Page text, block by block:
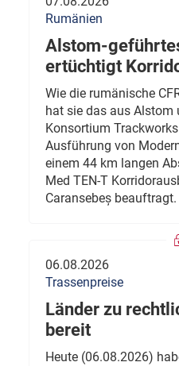
Rumänien
Alstom-
ertüchtigt
Wie die rumänische
hat sie das aus Alstom
Konsortium
Ausführung von
einem 44 km langen
Med TEN-T
Caransebeș beauftragt.
06.08.2026
Trassenpreise
Länder zu
bereit
Heute (06.08.2026)